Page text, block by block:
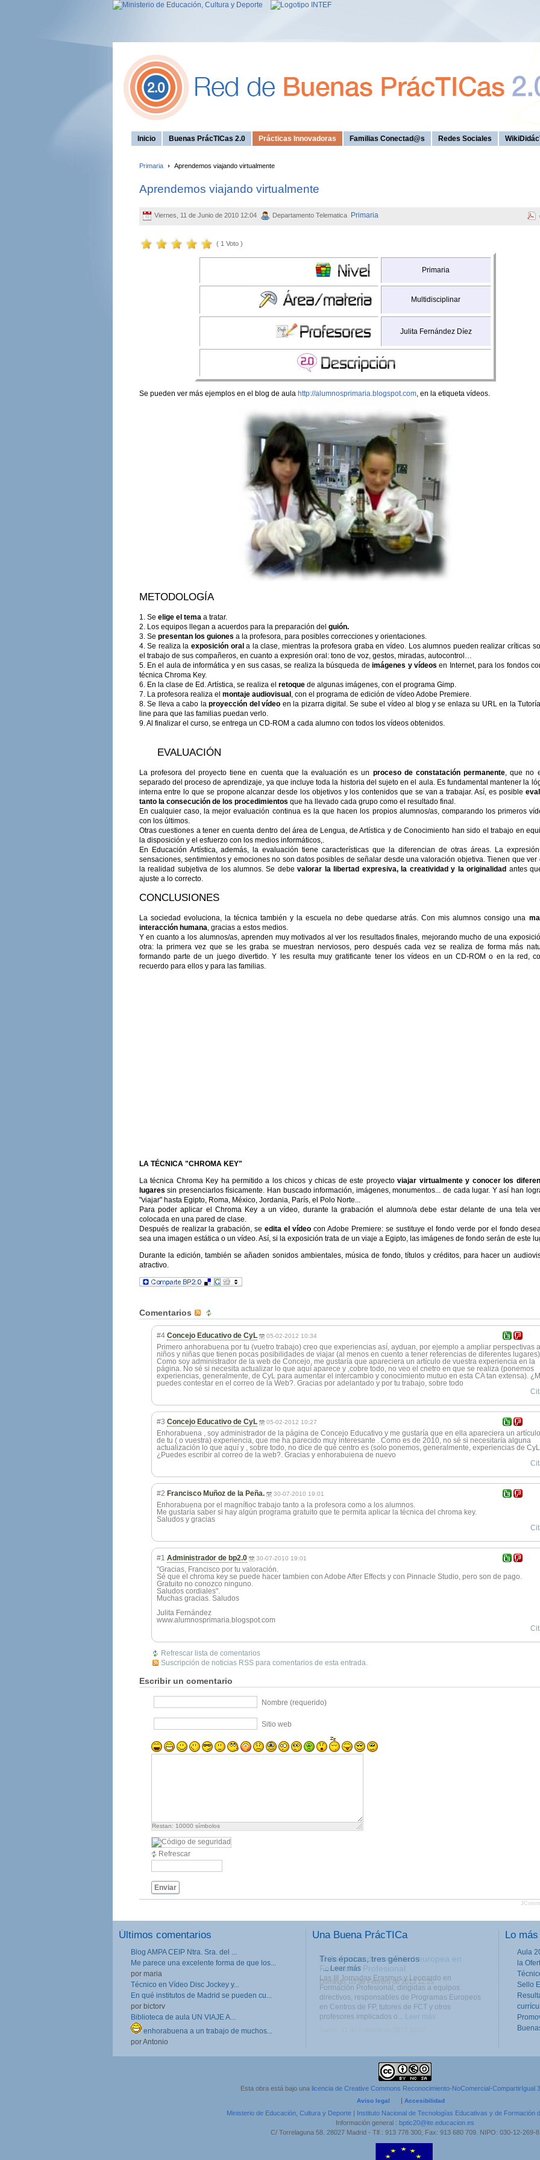
Inicio Buenas PrácTICas 2.0 Prácticas Innovadoras Familias Conectad@s Redes Sociales
Primaria Aprendemos viajando virtualmente
Aprendemos viajando virtualmente
Viernes, 11 de Junio de 2010 12:04 Departamento Telematica Primaria
( 1 Voto )
Primaria
Multidisciplinar
Julita Fernández Díez
Se pueden ver más ejemplos en el blog de aula http://alumnosprimaria.blogspot.com, en la etiqueta vídeos.
METODOLOGÍA
1. Se elige el temaa tratar.
2. Los equipos llegan a acuerdos para la preparación del guión.
3. Se presentan los guiones a la profesora, para posibles correcciones y orientaciones.
4. Se realiza laexposición orala la clase, mientras la profesora graba en vídeo. Los alumnos pueden realizar críticas
el trabajo de sus compañeros, en cuanto a expresión oral: tono de voz, gestos, miradas, autocontrol…
5. En el aula de informática y en sus casas, se realiza la búsqueda deimágenes y vídeos en Internet, para los fondos
técnica Chroma Key.
6. En la clase de Ed. Artística, se realiza el retoquede algunas imágenes, con el programa Gimp.
7. La profesora realiza el montaje audiovisual , con el programa de edición de vídeo Adobe Premiere.
8. Se lleva a cabo laproyección del vídeo en la pizarra digital. Se sube el vídeo al blog y se enlaza su URL en la
line para que las familias puedan verlo.
9. Al finalizar el curso, se entrega un CD-ROM a cada alumno con todos los vídeos obtenidos.
EVALUACIÓN
La profesora del proyecto tiene en cuenta que la evaluación es un proceso de constatación permanente , que no
separado del proceso de aprendizaje, ya que incluye toda la historia del sujeto en el aula. Es fundamental mantener la
interna entre lo que se propone alcanzar desde los objetivos y los contenidos que se van a trabajar. Así, es posible
tanto la consecución de los procedimientos que ha llevado cada grupo como el resultado final.
En cualquier caso, la mejor evaluación continua es la que hacen los propios alumnos/as, comparando los primeros
con los últimos.
Otras cuestiones a tener en cuenta dentro del área de Lengua, de Artística y de Conocimiento han sido el trabajo en
la disposición y el esfuerzo con los medios informáticos,.
En Educación Artística, además, la evaluación tiene características que la diferencian de otras áreas. La
sensaciones, sentimientos y emociones no son datos posibles de señalar desde una valoración objetiva. Tienen que ver
la realidad subjetiva de los alumnos. Se debe valorar la libertad expresiva, la creatividad y la originalidad antes
ajuste a lo correcto.
CONCLUSIONES
La sociedad evoluciona, la técnica también y la escuela no debe quedarse atrás. Con mis alumnos consigo una
interacción humana, gracias a estos medios.
Y en cuanto a los alumnos/as, aprenden muy motivados al ver los resultados finales, mejorando mucho de una
otra: la primera vez que se les graba se muestran nerviosos, pero después cada vez se realiza de forma más
formando parte de un juego divertido. Y les resulta muy gratificante tener los vídeos en un CD-ROM o en la red,
recuerdo para ellos y para las familias.
LA TÉCNICA "CHROMA KEY"
La técnica Chroma Key ha permitido a los chicos y chicas de este proyectoviajar virtualmente y conocer los
lugares sin presenciarlos físicamente. Han buscado información, imágenes, monumentos... de cada lugar. Y así han
"viajar" hasta Egipto, Roma, México, Jordania, París, el Polo Norte...
Para poder aplicar el Chroma Key a un vídeo, durante la grabación el alumno/a debe estar delante de una tela
colocada en una pared de clase.
Después de realizar la grabación, seedita el vídeo con Adobe Premiere: se sustituye el fondo verde por el fondo
sea una imagen estática o un vídeo. Así, si la exposición trata de un viaje a Egipto, las imágenes de fondo serán de este
Durante la edición, también se añaden sonidos ambientales, música de fondo, títulos y créditos, para hacer un
atractivo.
Comentarios
#4 Concejo Educativo de CyL 05-02-2012 10:34
Primero anhorabuena por tu (vuetro trabajo) creo que experiencias así, ayduan, por ejemplo a ampliar perspectivas a
niños y niñas que tienen pocas posibilidades de viajar (al menos en cuento a tener referencias de diferentes
Como soy administrador de la web de Concejo, me gustaría que apareciera un artículo de vuestra experiencia en la
página. No sé si necesita actualizar lo que aquí aparece y ,cobre todo, no veo el cnetro en que se realiza (ponemos
experiencias, generalmente, de CyL para aumentar el intercambio y conocimiento mutuo en esta CA tan extensa).
puedes contestar en el correo de la Web?. Gracias por adelantado y por tu trabajo, sobre todo
#3 Concejo Educativo de CyL 05-02-2012 10:27
Enhorabuena , soy administrador de la página de Concejo Educativo y me gustaría que en ella apareciera un artículo
de tu ( o vuestra) experiencia, que me ha parecido muy interesante . Como es de 2010, no sé si necesitaría alguna
actualización lo que aquí y , sobre todo, no dice de qué centro es (solo ponemos, generalmente, experiencias de
¿Puedes escribir al correo de la web?. Gracias y enhorabuiena de nuevo
#2 Francisco Muñoz de la Peña. 30-07-2010 19:01
Enhorabuena por el magnífioc trabajo tanto a la profesora como a los alumnos.
Me gustaría saber si hay algún programa gratuito que te permita aplicar la técnica del chroma key.
Saludos y gracias
#1 Administrador de bp2.0 30-07-2010 19:01
"Gracias, Francisco por tu valoración.
Sé que el chroma key se puede hacer tambien con Adobe After Effects y con Pinnacle Studio, pero son de pago.
Gratuito no conozco ninguno.
Saludos cordiales".
Muchas gracias. Saludos
Julita Fernández
www.alumnosprimaria.blogspot.com
Refrescar lista de comentarios
Suscripción de noticias RSS para comentarios de esta entrada.
Escribir un comentario
Nombre (requerido)
Sitio web
Restan: 10000 símbolos
Refrescar
Enviar
Últimos comentarios
Blog AMPA CEIP Ntra. Sra. del ...
Me parece una excelente forma de que los...
por maria
Técnico en Vídeo Disc Jockey y...
En qué institutos de Madrid se pueden cu...
por bictorv
Biblioteca de aula UN VIAJE A...
enhorabuena a un trabajo de muchos...
por Antonio
Una Buena PrácTICa
III Jornadas de movilidad europea en
Formación Profesional
Las III Jornadas Erasmus y Leonardo en
Formación Profesional, dirigidas a equipos
directivos, responsables de Programas Europeos
en Centros de FP, tutores de FCT y otros
profesores implicados o... Leer más
Lo
Aula
la
Sello
Esta obra está bajo una licencia de Creative Commons Reconocimiento-NoComercial-CompartirIgual
Aviso legal | Accesibilidad
Ministerio de Educación, Cultura y Deporte | Instituto Nacional de Tecnologías Educativas y de Formación
Información general : bptic20@ite.educacion.es
C/ Torrelaguna 58. 28027 Madrid - Tlf.: 913 778 300, Fax: 913 680 709. NIPO: 030-12-269-8